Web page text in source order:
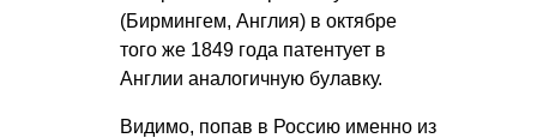
(Бирмингем, Англия) в октябре
того же 1849 года патентует в
Англии аналогичную булавку.
Видимо, попав в Россию именно из